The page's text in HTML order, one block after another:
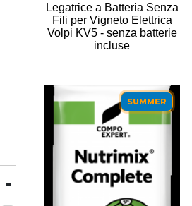
-
Legatrice a Batteria Senza
Fili per Vigneto Elettrica
Volpi KV5 - senza batterie
incluse
SUMMER